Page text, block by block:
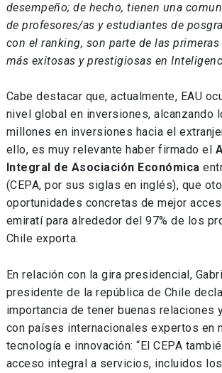
desempeño; de hecho, tienen una
de profesores/as y estudiantes de
con el ranking, son parte de las
más exitosas y prestigiosas en
Cabe destacar que, actualmente, EAU
nivel global en inversiones, alcanzando
millones en inversiones hacia el
ello, es muy relevante haber firmado el
Integral de Asociación Económica
(CEPA, por sus siglas en inglés), que
oportunidades concretas de mejor
emiratí para alrededor del 97% de los
Chile exporta.
En relación con la gira presidencial,
presidente de la república de Chile
importancia de tener buenas relaciones
con países internacionales expertos en
tecnología e innovación: “El CEPA
acceso integral a servicios, incluidos